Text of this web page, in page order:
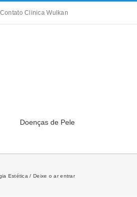
Contato Clinica Wulkan
Doenças de Pele
Estética Deixe o ar entrar